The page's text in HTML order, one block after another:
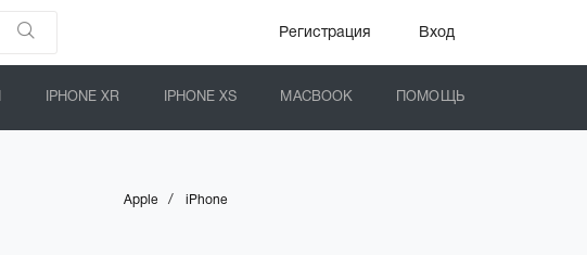
Регистрация Вход
IPHONE XR IPHONE XS MACBOOK ПОМОЩЬ
Apple / iPhone